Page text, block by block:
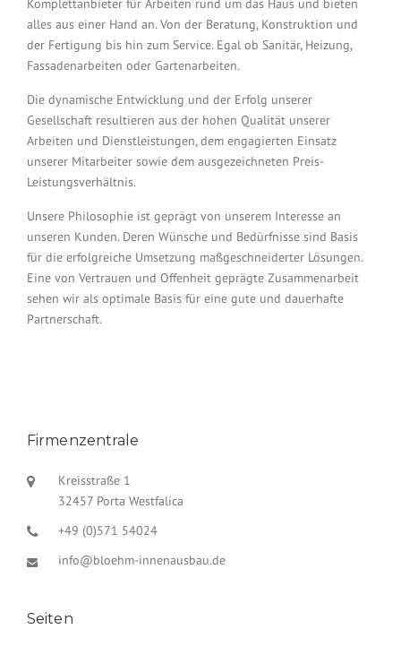
Komplettanbieter für Arbeiten rund um das Haus und bieten
alles aus einer Hand an. Von der Beratung, Konstruktion und
der Fertigung bis hin zum Service. Egal ob Sanitär, Heizung,
Fassadenarbeiten oder Gartenarbeiten.
Die dynamische Entwicklung und der Erfolg unserer
Gesellschaft resultieren aus der hohen Qualität unserer
Arbeiten und Dienstleistungen, dem engagierten Einsatz
unserer Mitarbeiter sowie dem ausgezeichneten Preis-
Leistungsverhältnis.
Unsere Philosophie ist geprägt von unserem Interesse an
unseren Kunden. Deren Wünsche und Bedürfnisse sind Basis
für die erfolgreiche Umsetzung maßgeschneiderter Lösungen.
Eine von Vertrauen und Offenheit geprägte Zusammenarbeit
sehen wir als optimale Basis für eine gute und dauerhafte
Partnerschaft.
Firmenzentrale
Kreisstraße 1
32457 Porta Westfalica
+49 (0)571 54024
info@bloehm-innenausbau.de
Seiten